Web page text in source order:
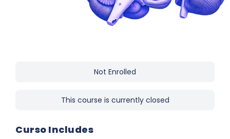
Not Enrolled
This course is currently closed
Curso Includes